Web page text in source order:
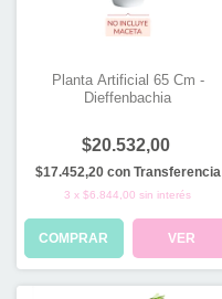
Planta Artificial 65 Cm -
Dieffenbachia
$20.532,00
$17.452,20 con Transferencia
3 x$6.844,00 sin interés
COMPRAR VER